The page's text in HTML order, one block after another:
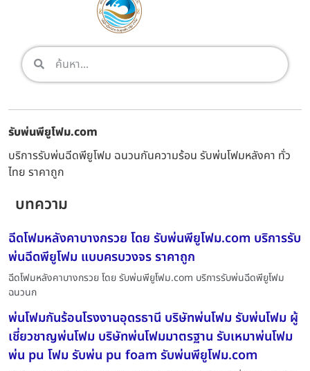
รับพ่นพียูโฟม.com
บริการรับพ่นฉีดพียูโฟม ฉนวนกันความร้อน รับพ่นโฟมหลังคา ทั่ว
ไทย ราคาถูก
บทความ
ฉีดโฟมหลังคาบางกรวย โดย รับพ่นพียูโฟม.com บริการรับ
พ่นฉีดพียูโฟม แบบครบวงจร ราคาถูก
ฉีดโฟมหลังคาบางกรวย โดย รับพ่นพียูโฟม.com บริการรับพ่นฉีดพียูโฟม
ฉนวนก
พ่นโฟมกันร้อนโรงงานอุดรธานี บริษัทพ่นโฟม รับพ่นโฟม ผู้
เชี่ยวชาญพ่นโฟม บริษัทพ่นโฟมมาตรฐาน รับเหมาพ่นโฟม
พ่น pu โฟม รับพ่น pu foam รับพ่นพียูโฟม.com